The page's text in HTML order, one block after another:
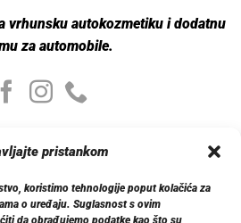
pristankom
koristimo tehnologije poput kolačića za
o uređaju. Suglasnost s ovim
vrhunsku autokozmetiku i dodatnu
za automobile.
Moj nalog
Moj nalog
Moje narudžbe
Detalji računa